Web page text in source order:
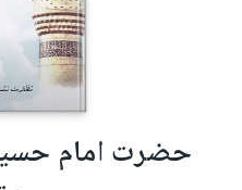
حضرت امام